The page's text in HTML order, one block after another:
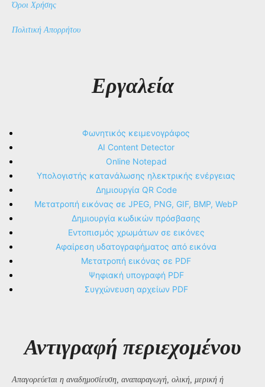
Όροι Χρήσης
Πολιτική Απορρήτου
Εργαλεία
Φωνητικός κειμενογράφος
AI Content Detector
Online Notepad
Υπολογιστής κατανάλωσης ηλεκτρικής ενέργειας
Δημιουργία QR Code
Μετατροπή εικόνας σε JPEG, PNG, GIF, BMP, WebP
Δημιουργία κωδικών πρόσβασης
Εντοπισμός χρωμάτων σε εικόνες
Αφαίρεση υδατογραφήματος από εικόνα
Μετατροπή εικόνας σε PDF
Ψηφιακή υπογραφή PDF
Συγχώνευση αρχείων PDF
Αντιγραφή περιεχομένου
Απαγορεύεται η αναδημοσίευση, αναπαραγωγή, ολική, μερική ή